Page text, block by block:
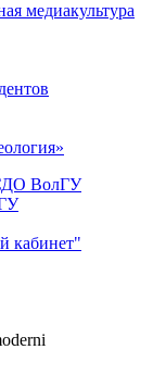
медиакультура
кабинет"